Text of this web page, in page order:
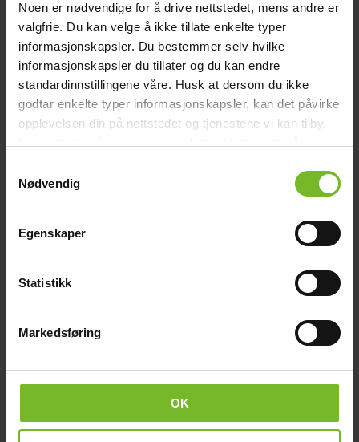
Noen er nødvendige for å drive nettstedet, mens andre er
valgfrie. Du kan velge å ikke tillate enkelte typer
informasjonskapsler. Du bestemmer selv hvilke
informasjonskapsler du tillater og du kan endre
standardinnstillingene våre. Husk at dersom du ikke
godtar enkelte typer informasjonskapsler, kan det påvirke
opplevelsen din på nettstedet og tjenestene vi kan tilby.
Nødvendig
Egenskaper
Statistikk
Markedsføring
OK
Toalett
Grill & Fritid chevron_right
Lacanche
Reservdelar chevron_right
Kabelset Wallas CC GSM
Kabel till Wallas CC. Från fjärrstyrning till kontrollpanel
Köp fler få 15%
995,-
info Erbjudandet gäller från 2026-07-09 till 2026-08-10
I lager. 2-5 arbetsdagar leveranstid.
Bonus på alla köp
Click & Collect